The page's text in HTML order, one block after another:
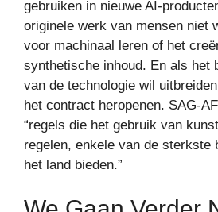
gebruiken in nieuwe AI-
originele werk van mensen niet
voor machinaal leren of het
synthetische inhoud. En als het
van de technologie wil
het contract heropenen. SAG-
“regels die het gebruik van
regelen, enkele van de sterkste
het land bieden.”